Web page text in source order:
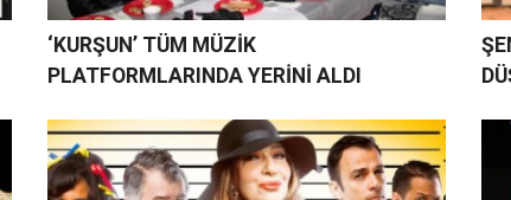
‘KURŞUN’ TÜM MÜZİK
PLATFORMLARINDA YERİNİ ALDI